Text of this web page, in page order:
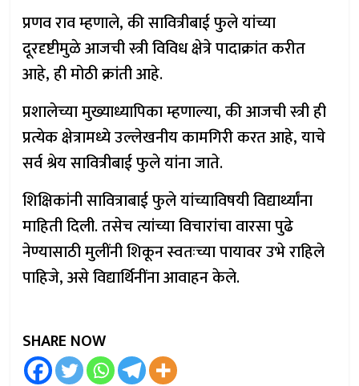
प्रणव राव म्हणाले, की सावित्रीबाई फुले यांच्या
दूरदृष्टीमुळे आजची स्त्री विविध क्षेत्रे पादाक्रांत करीत
आहे, ही मोठी क्रांती आहे.
प्रशालेच्या मुख्याध्यापिका म्हणाल्या, की आजची स्त्री ही
प्रत्येक क्षेत्रामध्ये उल्लेखनीय कामगिरी करत आहे, याचे
सर्व श्रेय सावित्रीबाई फुले यांना जाते.
शिक्षिकांनी सावित्राबाई फुले यांच्याविषयी विद्यार्थ्यांना
माहिती दिली. तसेच त्यांच्या विचारांचा वारसा पुढे
नेण्यासाठी मुलींनी शिकून स्वतःच्या पायावर उभे राहिले
पाहिजे, असे विद्यार्थिनींना आवाहन केले.
SHARE NOW